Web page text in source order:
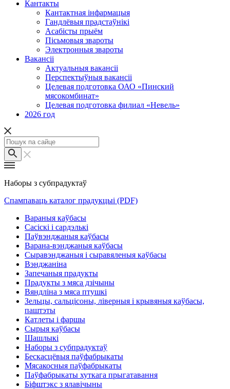
Кантакты
Кантактная інфармацыя
Гандлёвыя прадстаўнікі
Асабісты прыём
Пісьмовыя звароты
Электронныя звароты
Вакансіі
Актуальныя вакансіі
Перспектыўныя вакансіі
Целевая подготовка ОАО «Пинский
мясокомбинат»
Целевая подготовка филиал «Невель»
2026 год
Наборы з субпрадуктаў
Спампаваць каталог прадукцыі (PDF)
Вараныя каўбасы
Сасіскі і сардэлькі
Паўвэнджаныя каўбасы
Варана-вэнджаныя каўбасы
Сыравэнджаныя і сыравяленыя каўбасы
Вэнджаніна
Запечаныя прадукты
Прадукты з мяса дзічыны
Вяндліна з мяса птушкі
Зельцы, сальцісоны, ліверныя і крывяныя каўбасы,
паштэты
Катлеты і фаршы
Сырыя каўбасы
Шашлыкі
Наборы з субпрадуктаў
Бескасцёвыя паўфабрыкаты
Мясакосныя паўфабрыкаты
Паўфабрыкаты хуткага прыгатавання
Біфштэкс з ялавічыны